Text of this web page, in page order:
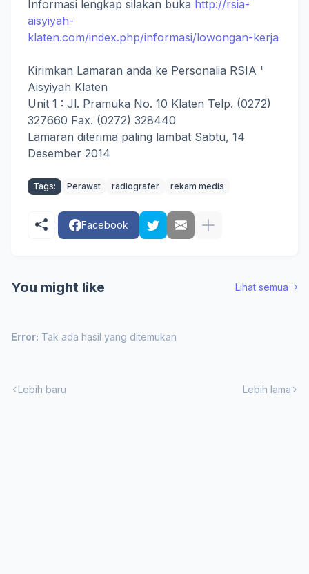
Informasi lengkap silakan buka http://rsia-
aisyiyah-
klaten.com/index.php/informasi/lowongan-kerja
Kirimkan Lamaran anda ke Personalia RSIA '
Aisyiyah Klaten
Unit 1 : Jl. Pramuka No. 10 Klaten Telp. (0272)
327660 Fax. (0272) 328440
Lamaran diterima paling lambat Sabtu, 14
Desember 2014
Tags: Perawat radiografer rekam medis
Facebook
You might like Lihat semua
Error: Tak ada hasil yang ditemukan
Lebih baru Lebih lama